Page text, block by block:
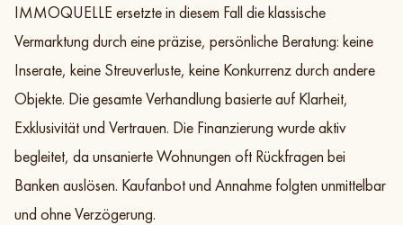
IMMOQUELLE ersetzte in diesem Fall die klassische
Vermarktung durch eine präzise, persönliche Beratung: keine
Inserate, keine Streuverluste, keine Konkurrenz durch andere
Objekte. Die gesamte Verhandlung basierte auf Klarheit,
Exklusivität und Vertrauen. Die Finanzierung wurde aktiv
begleitet, da unsanierte Wohnungen oft Rückfragen bei
Banken auslösen. Kaufanbot und Annahme folgten unmittelbar
und ohne Verzögerung.